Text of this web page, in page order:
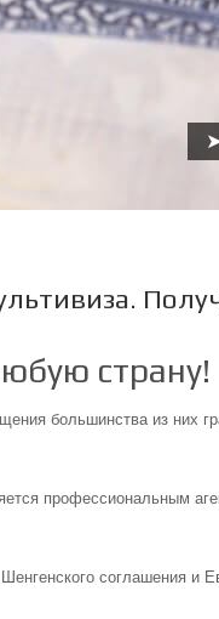
страну!
большинства из них
профессиональным
соглашения и